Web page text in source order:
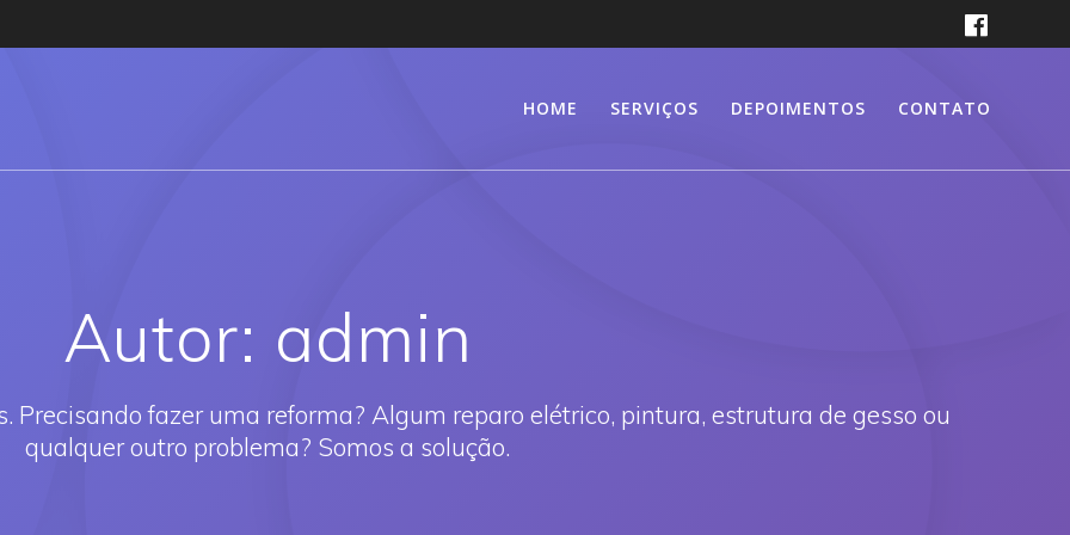
HOME SERVIÇOS DEPOIMENTOS CONTATO
Autor: admin
Precisando fazer uma reforma? Algum reparo elétrico, pintura, estrutura de gesso ou
qualquer outro problema? Somos a solução.